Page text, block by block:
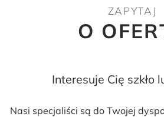
ZAPYTAJ
O
Interesuje Cię szkło
Nasi specjaliści są do Twojej